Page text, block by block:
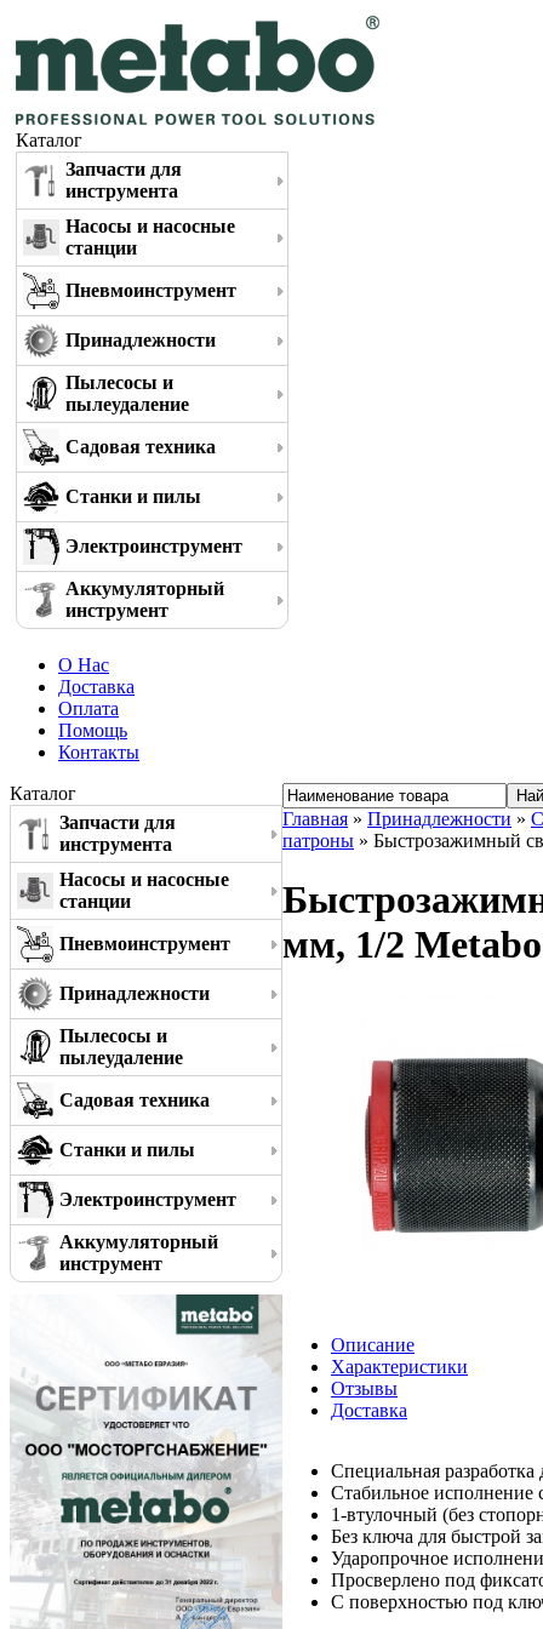
Каталог
Запчасти для
инструмента
Насосы и насосные
станции
Пневмоинструмент
Принадлежности
Пылесосы и
пылеудаление
Садовая техника
Станки и пилы
Электроинструмент
Аккумуляторный
инструмент
О Нас
Доставка
Оплата
Помощь
Контакты
Каталог
Запчасти для
инструмента
Насосы и насосные
станции
Пневмоинструмент
Принадлежности
Пылесосы и
пылеудаление
Садовая техника
Станки и пилы
Электроинструмент
Аккумуляторный
инструмент
Главная » Принадлежности »
патроны » Быстрозажимный
мм, 1/2 Metabo
Описание
Характеристики
Отзывы
Доставка
Специальная
Стабильное исполнение
1-втулочный (без
Без ключа для быстрой
Ударопрочное
Просверлено под
С поверхностью под